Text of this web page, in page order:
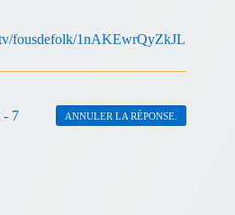
fousdefolk/1nAKEwrQyZkJL
- 7 ANNULER LA RÉPONSE.